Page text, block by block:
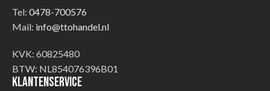
Tel: 0478-700576
Mail: info@ttohandel.nl
KVK: 60825480
BTW: NL854076396B01
Klantenservice